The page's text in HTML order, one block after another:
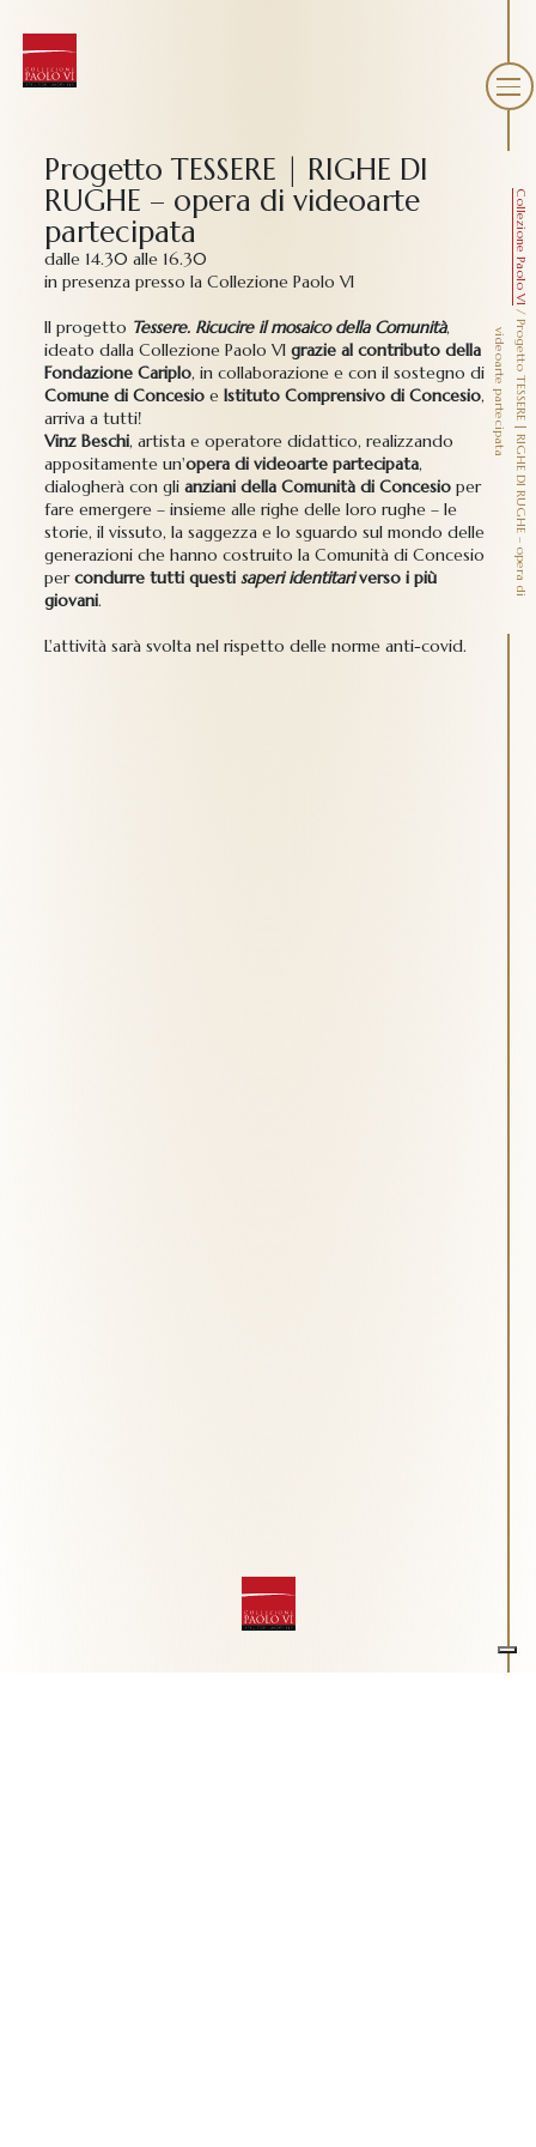
Collezione Paolo VI
/
P
r
og
e
t
t
o
T
E
S
S
E
R
E
|
R
I
G
H
E
D
I
R
U
G
H
E
–
o
p
e
r
a
d
i
vi
d
e
o
a
r
t
e
p
a
r
t
e
c
i
p
a
t
a
Progetto TESSERE | RIGHE DI
RUGHE – opera di videoarte
partecipata
dalle 14.30 alle 16.30
in presenza presso la Collezione Paolo VI
Il progetto Tessere. Ricucire il mosaico della Comunità,
ideato dalla Collezione Paolo VIgrazie al contributo della
Fondazione Cariplo, in collaborazione e con il sostegno di
Comune di ConcesioeIstituto Comprensivo di Concesio,
arriva a tutti!
Vinz Beschi, artista e operatore didattico, realizzando
appositamente un'opera di videoarte partecipata,
dialogherà con glianziani della Comunità di Concesioper
fare emergere – insieme alle righe delle loro rughe – le
storie, il vissuto, la saggezza e lo sguardo sul mondo delle
generazioni che hanno costruito la Comunità di Concesio
percondurre tutti questisaperi identitariverso i più
giovani.
L'attività sarà svolta nel rispetto delle norme anti-covid.